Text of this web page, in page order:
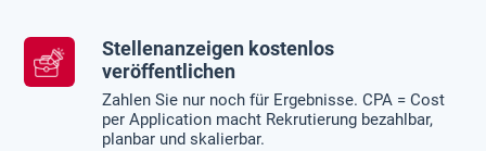
Stellenanzeigen kostenlos
veröffentlichen
Zahlen Sie nur noch für Ergebnisse. CPA = Cost
per Application macht Rekrutierung bezahlbar,
planbar und skalierbar.